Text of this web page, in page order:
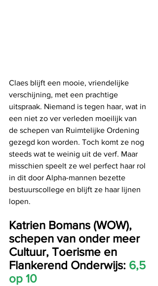
Claes blijft een mooie, vriendelijke
verschijning, met een prachtige
uitspraak. Niemand is tegen haar, wat in
een niet zo ver verleden moeilijk van
de schepen van Ruimtelijke Ordening
gezegd kon worden. Toch komt ze nog
steeds wat te weinig uit de verf. Maar
misschien speelt ze wel perfect haar rol
in dit door Alpha-mannen bezette
bestuurscollege en blijft ze haar lijnen
lopen.
Katrien Bomans (WOW),
schepen van onder meer
Cultuur, Toerisme en
Flankerend Onderwijs: 6,5
op 10